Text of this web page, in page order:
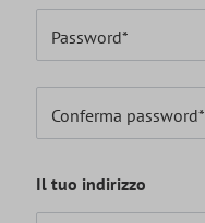
Password*
Conferma password*
Il tuo indirizzo